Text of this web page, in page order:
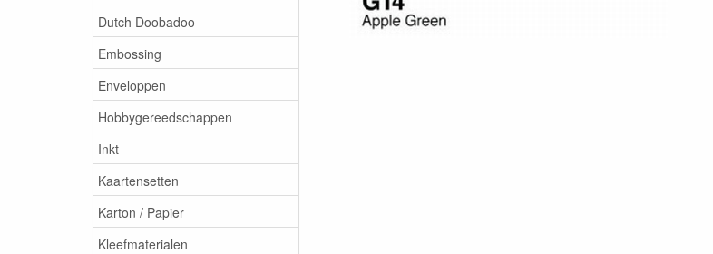
Dutch Doobadoo
Embossing
Enveloppen
Hobbygereedschappen
Inkt
Kaartensetten
Karton / Papier
Kleefmaterialen